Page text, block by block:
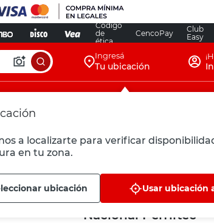
Código
de
ética
CencoPay
Club
Easy
Ingresá
Tu ubicación
a localizarte para verificar
en tu zona.
ubicación Usar ubicación
Perfiltec
Riel Metal Blanco 2
Nacional Perfiltec